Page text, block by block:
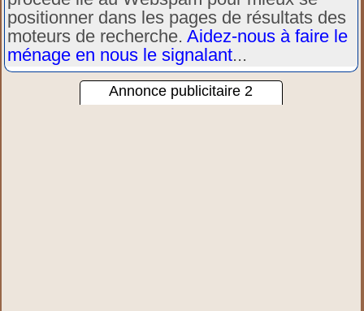
positionner dans les pages de résultats des
moteurs de recherche.Aidez-nous à faire le
ménage en nous le signalant...
Annonce publicitaire 2